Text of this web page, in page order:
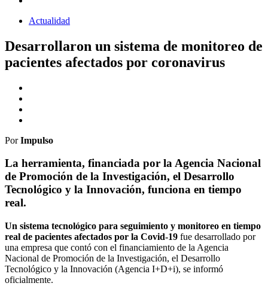
Actualidad
Desarrollaron un sistema de monitoreo de
pacientes afectados por coronavirus
PorImpulso
La herramienta, financiada por la Agencia Nacional
de Promoción de la Investigación, el Desarrollo
Tecnológico y la Innovación, funciona en tiempo
real.
Un sistema tecnológico para seguimiento y monitoreo en tiempo
real de pacientes afectados por la Covid-19 fue desarrollado por
una empresa que contó con el financiamiento de la Agencia
Nacional de Promoción de la Investigación, el Desarrollo
Tecnológico y la Innovación (Agencia I+D+i), se informó
oficialmente.